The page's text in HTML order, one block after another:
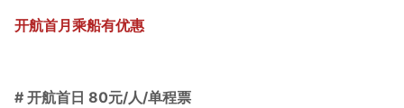
开航首月乘船有优惠
# 开航首日 80元/人/单程票